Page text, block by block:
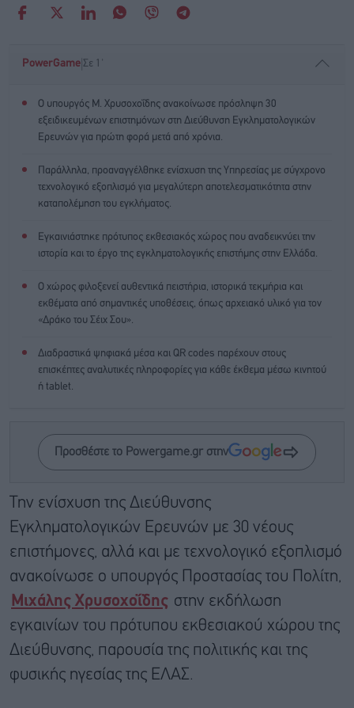
PowerGame Σε 1'
Ο υπουργός Μ. Χρυσοχοΐδης ανακοίνωσε πρόσληψη 30
εξειδικευμένων επιστημόνων στη Διεύθυνση Εγκληματολογικών
Ερευνών για πρώτη φορά μετά από χρόνια.
Παράλληλα, προαναγγέλθηκε ενίσχυση της Υπηρεσίας με σύγχρονο
τεχνολογικό εξοπλισμό για μεγαλύτερη αποτελεσματικότητα στην
καταπολέμηση του εγκλήματος.
Εγκαινιάστηκε πρότυπος εκθεσιακός χώρος που αναδεικνύει την
ιστορία και το έργο της εγκληματολογικής επιστήμης στην Ελλάδα.
Ο χώρος φιλοξενεί αυθεντικά πειστήρια, ιστορικά τεκμήρια και
εκθέματα από σημαντικές υποθέσεις, όπως αρχειακό υλικό για τον
«Δράκο του Σέιχ Σου».
Διαδραστικά ψηφιακά μέσα και QR codes παρέχουν στους
επισκέπτες αναλυτικές πληροφορίες για κάθε έκθεμα μέσω κινητού
ή tablet.
Προσθέστε το Powergame.gr στην
Την ενίσχυση της Διεύθυνσης
Εγκληματολογικών Ερευνών με 30 νέους
επιστήμονες, αλλά και με τεχνολογικό εξοπλισμό
ανακοίνωσε ο υπουργός Προστασίας του Πολίτη,
Μιχάλης Χρυσοχοΐδης στην εκδήλωση
εγκαινίων του πρότυπου εκθεσιακού χώρου της
Διεύθυνσης, παρουσία της πολιτικής και της
φυσικής ηγεσίας της ΕΛΑΣ.